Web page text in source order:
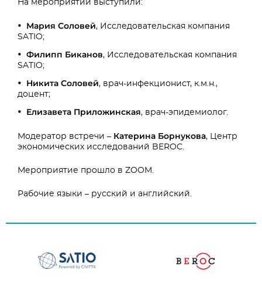
На мероприятии выступили:
Мария Соловей, Исследовательская компания
SATIO;
Филипп Биканов, Исследовательская компания
SATIO;
Никита Соловей, врач-инфекционист, к.м.н.,
доцент;
Елизавета Приложинская, врач-эпидемиолог.
Модератор встречи – Катерина Борнукова,
Центр
экономических исследований BEROC.
Мероприятие прошло в ZOOM.
Рабочие языки – русский и английский.